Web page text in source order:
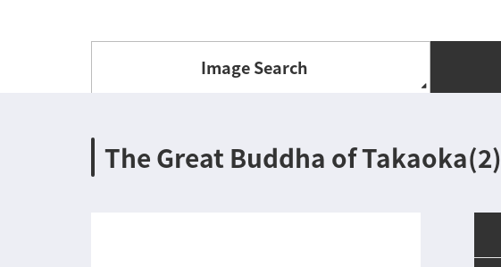
Image Search
The Great Buddha of Takaoka(2)